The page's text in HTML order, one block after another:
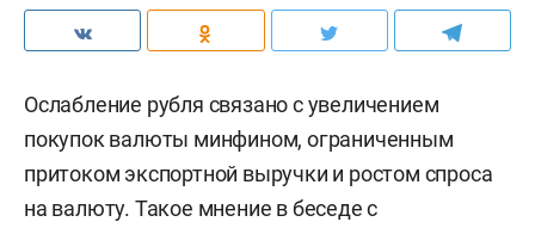
Ослабление рубля связано с увеличением
покупок валюты минфином, ограниченным
притоком экспортной выручки и ростом спроса
на валюту. Такое мнение в беседе с